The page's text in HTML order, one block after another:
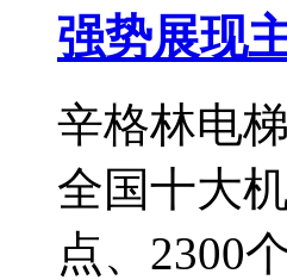
强势展现
辛格林电
全国十大
点、2300